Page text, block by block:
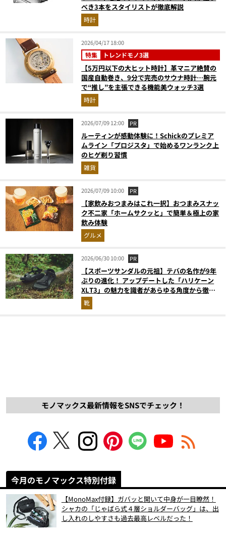
べき3本をスタイリストが徹底解説
時計
2026/04/17 18:00
特集 トレンドモノ3選
【5万円以下の大ヒット時計】革マニア絶賛の
国産自動巻き、9分で完売のサウナ時計…腕元
で“推し”を主張できる機能美ウォッチ3選
時計
2026/07/09 12:00 PR
ルーティンが感動体験に！Schickのプレミア
ムライン「プロジスタ」で始めるワンランク上
のヒゲ剃り習慣
雑貨
2026/07/09 10:00 PR
【家飲みおつまみはこれ一択】おつまみスナッ
ク不二家「ホームサクッと」で簡単＆極上の家
飲み体験
グルメ
2026/06/30 10:00 PR
【スポーツサンダルの元祖】テバの名作が9年
ぶりの進化！ アップデートした「ハリケーン
XLT3」の魅力を識者があらゆる角度から徹底
解説！
靴
モノマックス最新情報をSNSでチェック！
今月のモノマックス特別付録
【MonoMax付録】ガバッと開いて中身が一目瞭然！
シャカの「じゃばら式４層ショルダーバッグ」は、出
し入れのしやすさも過去最高レベルだった！